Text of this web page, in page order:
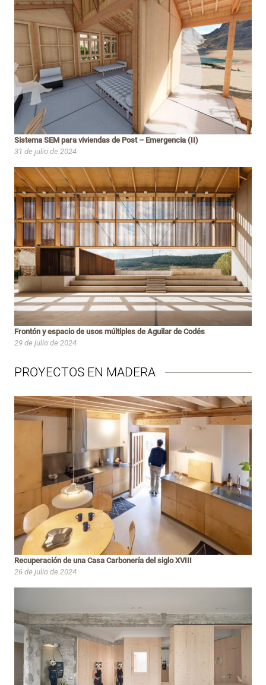
Sistema SEM para viviendas de Post – Emergencia (II)
31 de julio de 2024
Frontón y espacio de usos múltiples de Aguilar de Codés
29 de julio de 2024
PROYECTOS EN MADERA
Recuperación de una Casa Carbonería del siglo XVIII
26 de julio de 2024